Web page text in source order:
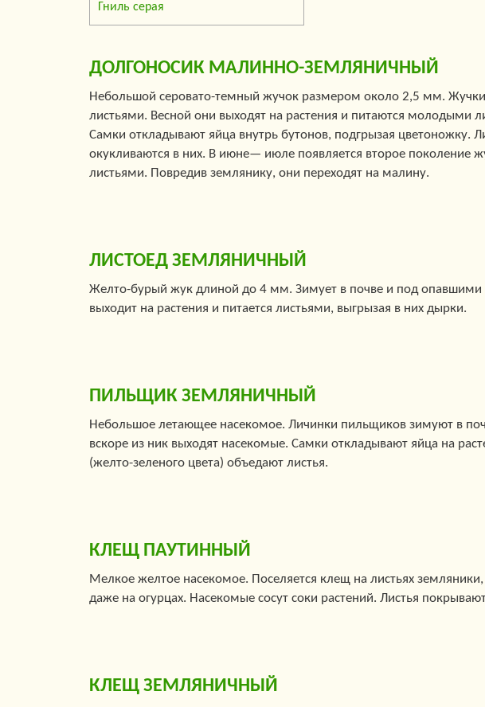
Гниль серая
ДОЛГОНОСИК МАЛИННО-ЗЕМЛЯНИЧНЫЙ
Небольшой серовато-темный жучок размером около 2,5 мм.
листьями. Весной они выходят на растения и питаются молодыми
Самки откладывают яйца внутрь бутонов, подгрызая цветоножку.
окукливаются в них. В июне— июле появляется второе поколение
листьями. Повредив землянику, они переходят на малину.
ЛИСТОЕД ЗЕМЛЯНИЧНЫЙ
Желто-бурый жук длиной до 4 мм. Зимует в почве и под
выходит на растения и питается листьями, выгрызая в них дырки.
ПИЛЬЩИК ЗЕМЛЯНИЧНЫЙ
Небольшое летающее насекомое. Личинки пильщиков зимуют в
вскоре из ник выходят насекомые. Самки откладывают яйца на
(желто-зеленого цвета) объедают листья.
КЛЕЩ ПАУТИННЫЙ
Мелкое желтое насекомое. Поселяется клещ на листьях
даже на огурцах. Насекомые сосут соки растений. Листья
КЛЕЩ ЗЕМЛЯНИЧНЫЙ